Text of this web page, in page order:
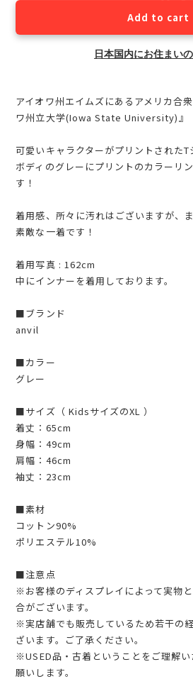
Add to cart
日本国内にお住まい
アイオワ州エイムズにあるアメリカ合
ワ州立大学(Iowa State University)』
可愛いキャラクターがプリントされたT
ボディのグレーにプリントのカラーリ
す！
着用感、所々に汚れはございますが、
素敵な一着です！
着用写真 : 162cm
中にインナーを着用しております。
■ブランド
anvil
■カラー
グレー
■サイズ（ KidsサイズのXL ）
着丈：65cm
身幅：49cm
肩幅：46cm
袖丈：23cm
■素材
コットン90%
ポリエステル10%
■注意点
※お客様のディスプレイによって実物
合がございます。
※実店舗でも販売しているため若干の
ざいます。ご了承ください。
※USED品・古着ということをご理解
願いします。